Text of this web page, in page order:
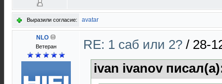
Выразили согласие: avatar
NLO
Ветеран RE: 1 саб или 2? / 28-
ivan ivanov